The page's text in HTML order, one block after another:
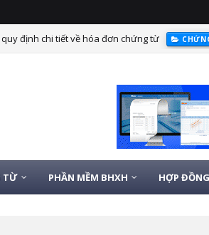
định chi tiết về hóa đơn chứng từ
TỪ PHẦN MỀM BHXH HỢP